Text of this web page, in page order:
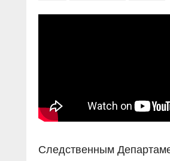
Следственным